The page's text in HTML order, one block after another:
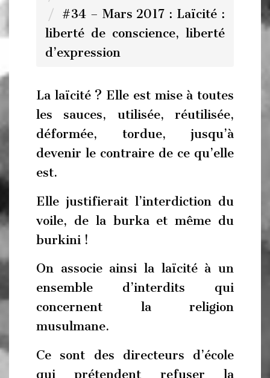
#34 – Mars 2017 : Laïcité :
liberté de conscience, liberté
d’expression
La laïcité ? Elle est mise à toutes
les sauces, utilisée, réutilisée,
déformée, tordue, jusqu’à
devenir le contraire de ce qu’elle
est.
Elle justifierait l’interdiction du
voile, de la burka et même du
burkini !
On associe ainsi la laïcité à un
ensemble d’interdits qui
concernent la religion
musulmane.
Ce sont des directeurs d’école
qui prétendent refuser la